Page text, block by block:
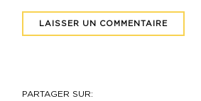
PARTAGER SUR: